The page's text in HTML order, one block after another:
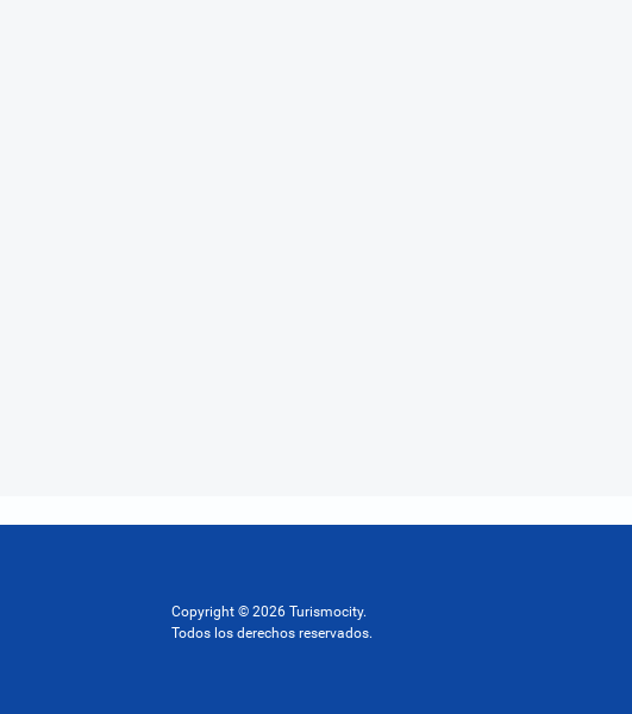
Copyright © 2026 Turismocity.
Todos los derechos reservados.